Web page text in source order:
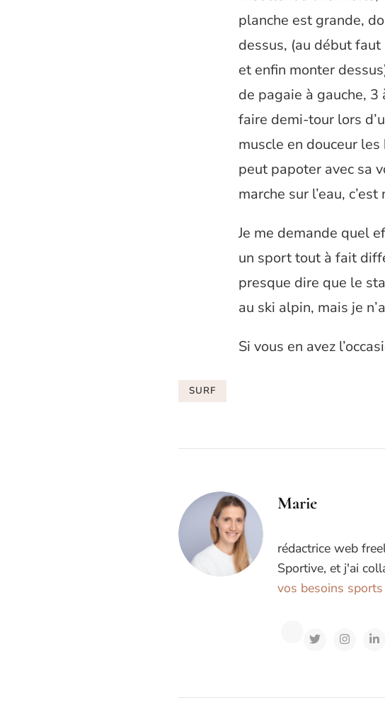
planche est grande,
dessus, (au début
et enfin monter
de pagaie à gauche, 3
faire demi-tour lors
muscle en douceur
peut papoter avec sa
marche sur l’eau,
Je me demande quel
un sport tout à fait
presque dire que le
au ski alpin, mais je
Si vous en avez
SURF
Marie
rédactrice web
Sportive, et j'ai
vos besoins